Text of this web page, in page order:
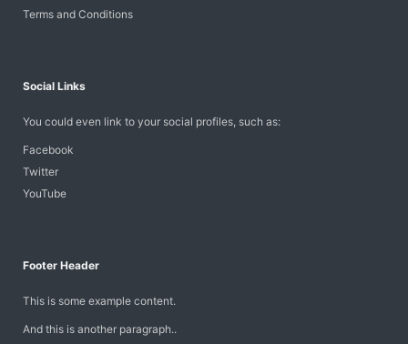
Terms and Conditions
Social Links
You could even link to your social profiles, such as:
Facebook
Twitter
YouTube
Footer Header
This is some example content.
And this is another paragraph..